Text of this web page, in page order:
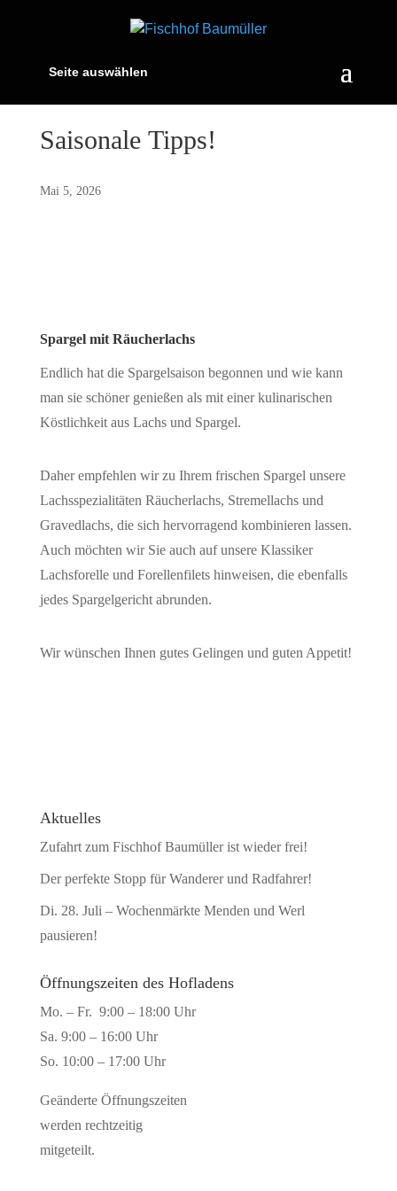
Seite auswählen
Saisonale Tipps!
Mai 5, 2026
Spargel mit Räucherlachs
Endlich hat die Spargelsaison begonnen und wie kann
man sie schöner genießen als mit einer kulinarischen
Köstlichkeit aus Lachs und Spargel.
Daher empfehlen wir zu Ihrem frischen Spargel unsere
Lachsspezialitäten Räucherlachs, Stremellachs und
Gravedlachs, die sich hervorragend kombinieren lassen.
Auch möchten wir Sie auch auf unsere Klassiker
Lachsforelle und Forellenfilets hinweisen, die ebenfalls
jedes Spargelgericht abrunden.
Wir wünschen Ihnen gutes Gelingen und guten Appetit!
Aktuelles
Zufahrt zum Fischhof Baumüller ist wieder frei!
Der perfekte Stopp für Wanderer und Radfahrer!
Di. 28. Juli – Wochenmärkte Menden und Werl
pausieren!
Öffnungszeiten des Hofladens
Mo. – Fr. 9:00 – 18:00 Uhr
Sa. 9:00 – 16:00 Uhr
So. 10:00 – 17:00 Uhr
Geänderte Öffnungszeiten
werden rechtzeitig
mitgeteilt.